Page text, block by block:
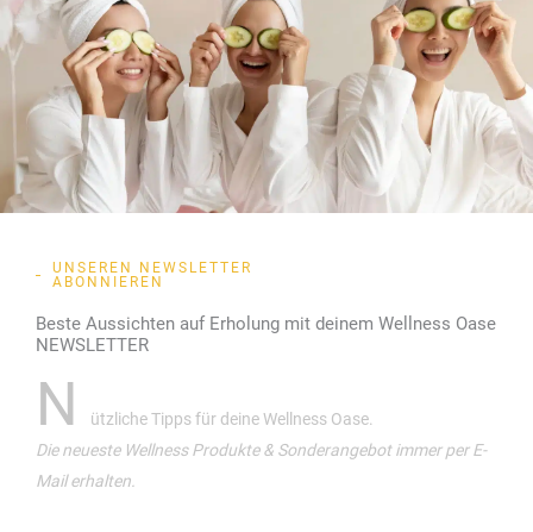
UNSEREN NEWSLETTER
ABONNIEREN
Beste Aussichten auf Erholung mit deinem Wellness Oase
NEWSLETTER
N
ützliche Tipps für deine Wellness Oase.
Die neueste Wellness Produkte & Sonderangebot immer per E-
Mail erhalten.